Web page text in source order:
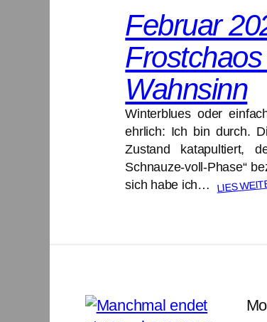
Februar
Wahnsinn
Winterblues oder
ehrlich: Ich bin durch.
Zustand katapultiert,
Schnauze-voll-Phase“
sich habe ich… LIES